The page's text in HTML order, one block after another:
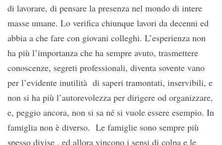
di lavorare, di pensare la presenza nel mondo di intere
masse umane. Lo verifica chiunque lavori da decenni ed
abbia a che fare con giovani colleghi. L’esperienza non
ha più l’importanza che ha sempre avuto, trasmettere
conoscenze, segreti professionali, diventa sovente vano
per l’evidente inutilità di saperi tramontati, inservibili, e
non si ha più l’autorevolezza per dirigere od organizzare,
e, peggio ancora, non si sa né si vuole essere esempio. In
famiglia non è diverso. Le famiglie sono sempre più
spesso divise , ed allora vincono i sensi di colpa e le